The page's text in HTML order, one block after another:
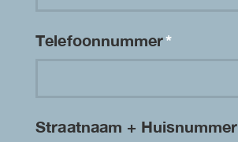
Telefoonnummer*
Straatnaam + Huisnummer